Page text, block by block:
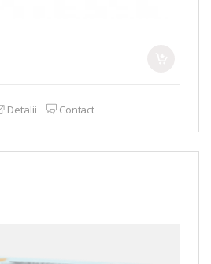
Detalii Contact